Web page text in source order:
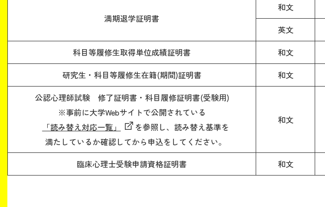
満期退学証明書
和文
英文
科目等履修生取得単位成績証明書
和文
研究生・科目等履修生在籍(期間)証明書
和文
公認心理師試験 修了証明書・科目履修証明書(受験用)
※事前に大学Webサイトで公開されている
「読み替え対応一覧」
を参照し、読み替え基準を
満たしているか確認してから申込をしてください。
和文
臨床心理士受験申請資格証明書 和文